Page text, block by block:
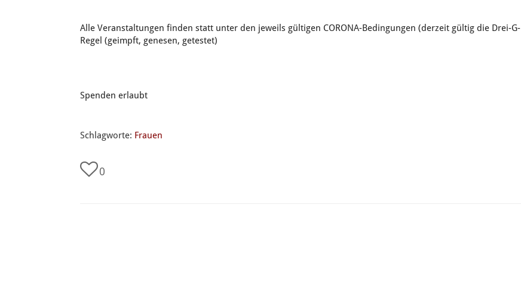
Alle Veranstaltungen finden statt unter den jeweils gültigen CORONA-Bedingungen (derzeit gültig die Drei-G-
Regel (geimpft, genesen, getestet)
Spenden erlaubt
Schlagworte: Frauen
0